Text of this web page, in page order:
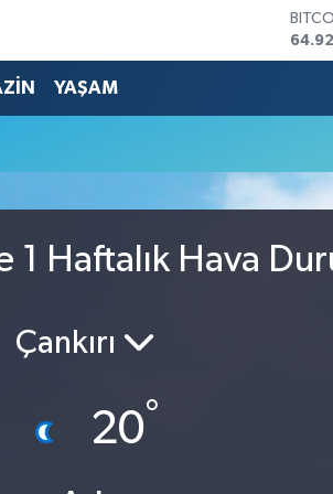
13.703
YAŞAM
1 Haftalık Hava
Çankırı
20°